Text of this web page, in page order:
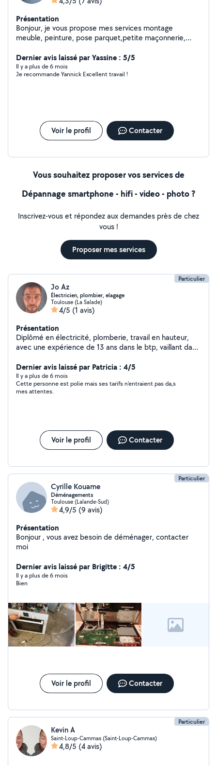
Présentation
Bonjour, je vous propose mes services montage
meuble, peinture, pose parquet,petite maçonnerie,
soixante huit,quinze, trente quatre, quatre vingt dix,n
hésitez pas à m'appeler sa sera plus simple pour
discuter pour les travaux à faire.
Dernier avis laissé par Yassine : 5/5
Il y a plus de 6 mois
Je recommande Yannick Excellent travail !
Voir le profil Contacter
Vous souhaitez proposer vos services de
Dépannage smartphone - hifi - video - photo ?
Inscrivez-vous et répondez aux demandes près de chez
vous !
Proposer mes services
Particulier
Jo Az
Électricien, plombier, elagage
Toulouse (La Salade)
4/5 (1 avis)
Présentation
Diplômé en électricité, plomberie, travail en hauteur,
avec une expérience de 13 ans dans le btp, vaillant dans
liés à ces domaines, je propose aussi des travaux pour
arranger votre jardin, couper des haies, tondre la
pelouse, montage de meubles, tout ce qui touche à la
manutention
Dernier avis laissé par Patricia : 4/5
Il y a plus de 6 mois
Cette personne est polie mais ses tarifs n'entraient pas da,s
mes attentes.
Voir le profil Contacter
Particulier
Cyrille Kouame
Déménagements
Toulouse (Lalande-Sud)
4,9/5 (9 avis)
Présentation
Bonjour , vous avez besoin de déménager, contacter
moi
Dernier avis laissé par Brigitte : 4/5
Il y a plus de 6 mois
Bien
Voir le profil Contacter
Particulier
Kevin A
Saint-Loup-Cammas (Saint-Loup-Cammas)
4,8/5 (4 avis)